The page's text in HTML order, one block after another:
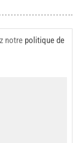
notre politique de